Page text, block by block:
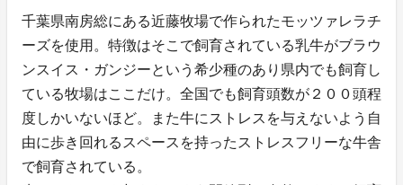
千葉県南房総にある近藤牧場で作られたモッツァレラチ
ーズを使用。特徴はそこで飼育されている乳牛がブラウ
ンスイス・ガンジーという希少種のあり県内でも飼育し
ている牧場はここだけ。全国でも飼育頭数が２００頭程
度しかいないほど。また牛にストレスを与えないよう自
由に歩き回れるスペースを持ったストレスフリーな牛舎
で飼育されている。